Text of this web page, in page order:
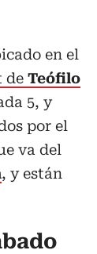
en el
de Teófilo
5, y
por el
va del
, y están